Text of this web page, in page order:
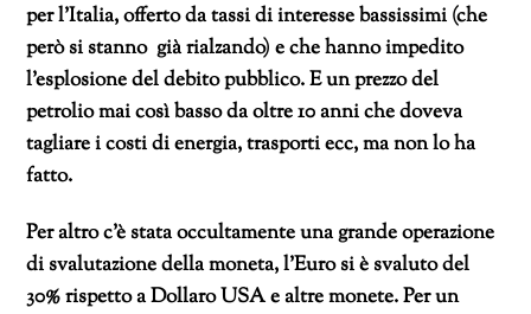
per l’Italia, offerto da tassi di interesse bassissimi (che
però si stanno già rialzando) e che hanno impedito
l’esplosione del debito pubblico. E un prezzo del
petrolio mai così basso da oltre 10 anni che doveva
tagliare i costi di energia, trasporti ecc, ma non lo ha
fatto.
Per altro c’è stata occultamente una grande operazione
di svalutazione della moneta, l’Euro si è svaluto del
30% rispetto a Dollaro USA e altre monete. Per un